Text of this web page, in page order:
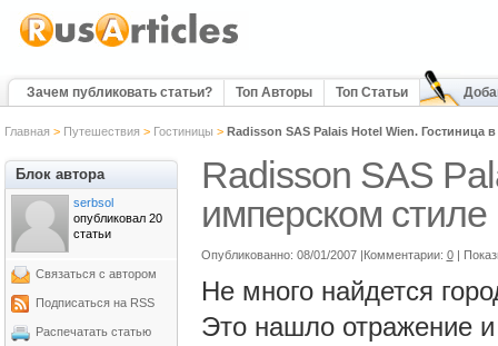
Зачем публиковать статьи? Топ Авторы Топ Статьи
Главная > Путешествия > Гостиницы > Radisson SAS Palais Hotel Wien. Гостиница
Radisson SAS
имперском стиле
Опубликованно: 08/01/2007 |Комментарии: 0 |
Не много найдется
Это нашло отражение и
Блок автора
serbsol
опубликовал 20
статьи
Связаться с автором
Подписаться на RSS
Распечатать статью